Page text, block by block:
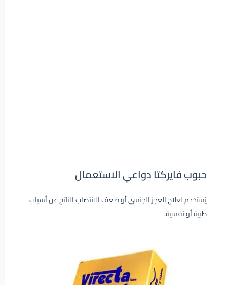
حبوب فايركتا دواعي الاستعمال
يُستخدم لعلاج العجز الجنسي أو ضعف الانتصاب الناتج عن أسباب
طبية أو نفسية.